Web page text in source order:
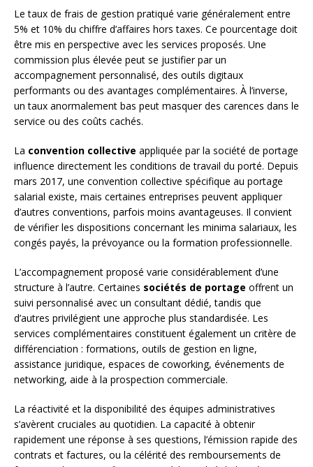
Le taux de frais de gestion pratiqué varie généralement entre
5% et 10% du chiffre d’affaires hors taxes. Ce pourcentage doit
être mis en perspective avec les services proposés. Une
commission plus élevée peut se justifier par un
accompagnement personnalisé, des outils digitaux
performants ou des avantages complémentaires. À l’inverse,
un taux anormalement bas peut masquer des carences dans le
service ou des coûts cachés.
La convention collective appliquée par la société de portage
influence directement les conditions de travail du porté. Depuis
mars 2017, une convention collective spécifique au portage
salarial existe, mais certaines entreprises peuvent appliquer
d’autres conventions, parfois moins avantageuses. Il convient
de vérifier les dispositions concernant les minima salariaux, les
congés payés, la prévoyance ou la formation professionnelle.
L’accompagnement proposé varie considérablement d’une
structure à l’autre. Certaines sociétés de portage offrent un
suivi personnalisé avec un consultant dédié, tandis que
d’autres privilégient une approche plus standardisée. Les
services complémentaires constituent également un critère de
différenciation : formations, outils de gestion en ligne,
assistance juridique, espaces de coworking, événements de
networking, aide à la prospection commerciale.
La réactivité et la disponibilité des équipes administratives
s’avèrent cruciales au quotidien. La capacité à obtenir
rapidement une réponse à ses questions, l’émission rapide des
contrats et factures, ou la célérité des remboursements de